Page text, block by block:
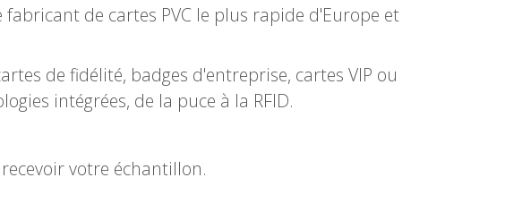
de cartes PVC le plus rapide d'Europe et
de fidélité, badges d'entreprise, cartes VIP ou
intégrées, de la puce à la RFID.
votre échantillon.